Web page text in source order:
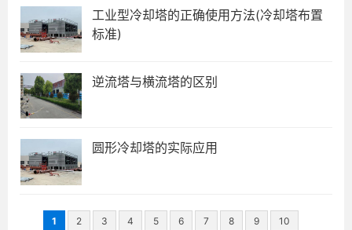
工业型冷却塔的正确使用方法(冷却塔布置
标准)
逆流塔与横流塔的区别
圆形冷却塔的实际应用
1 2 3 4 5 6 7 8 9
10